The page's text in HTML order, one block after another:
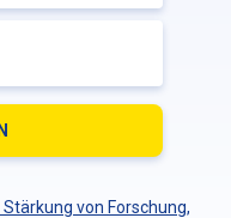
Stärkung von Forschung,